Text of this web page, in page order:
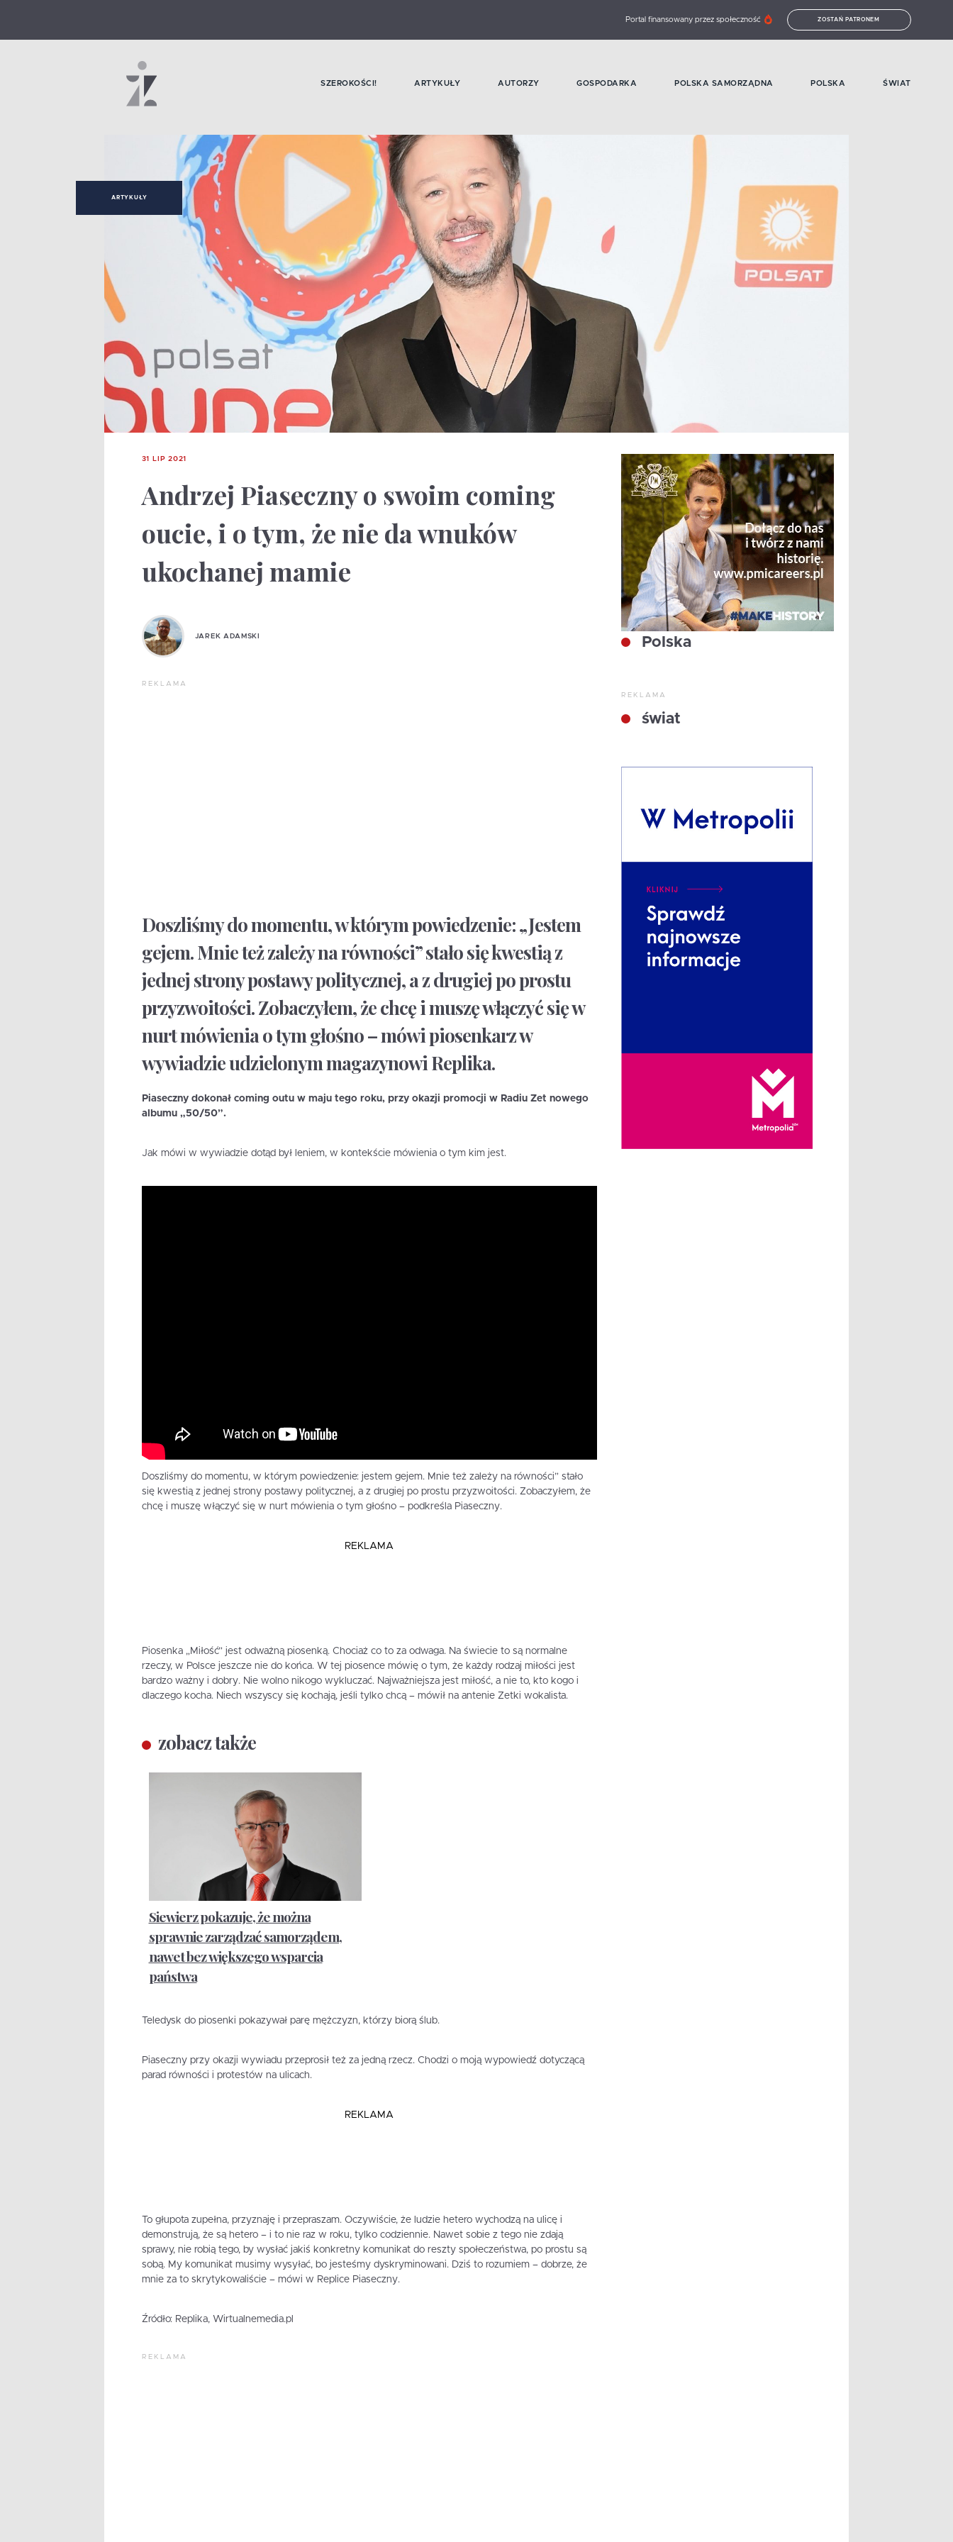
Portal finansowany przez społeczność ZOSTAŃ PATRONEM
SZEROKOŚCI! ARTYKUŁY AUTORZY GOSPODARKA POLSKA SAMORZĄDNA POLSKA ŚWIAT
ARTYKUŁY
31 LIP 2021
Andrzej Piaseczny o swoim coming
oucie, i o tym, że nie da wnuków
ukochanej mamie
JAREK ADAMSKI
REKLAMA
Doszliśmy do momentu, w którym powiedzenie: „Jestem
gejem. Mnie też zależy na równości” stało się kwestią z
jednej strony postawy politycznej, a z drugiej po prostu
przyzwoitości. Zobaczyłem, że chcę i muszę włączyć się w
nurt mówienia o tym głośno – mówi piosenkarz w
wywiadzie udzielonym magazynowi Replika.
Piaseczny dokonał coming outu w maju tego roku, przy okazji promocji w Radiu Zet nowego
albumu „50/50”.
Jak mówi w wywiadzie dotąd był leniem, w kontekście mówienia o tym kim jest.
Doszliśmy do momentu, w którym powiedzenie: jestem gejem. Mnie też zależy na równości” stało
się kwestią z jednej strony postawy politycznej, a z drugiej po prostu przyzwoitości. Zobaczyłem, że
chcę i muszę włączyć się w nurt mówienia o tym głośno – podkreśla Piaseczny.
REKLAMA
Piosenka „Miłość” jest odważną piosenką. Chociaż co to za odwaga. Na świecie to są normalne
rzeczy, w Polsce jeszcze nie do końca. W tej piosence mówię o tym, że każdy rodzaj miłości jest
bardzo ważny i dobry. Nie wolno nikogo wykluczać. Najważniejsza jest miłość, a nie to, kto kogo i
dlaczego kocha. Niech wszyscy się kochają, jeśli tylko chcą – mówił na antenie Zetki wokalista.
zobacz także
Siewierz pokazuje, że można
sprawnie zarządzać samorządem,
nawet bez większego wsparcia
państwa
Teledysk do piosenki pokazywał parę mężczyzn, którzy biorą ślub.
Piaseczny przy okazji wywiadu przeprosił też za jedną rzecz. Chodzi o moją wypowiedź dotyczącą
parad równości i protestów na ulicach.
REKLAMA
To głupota zupełna, przyznaję i przepraszam. Oczywiście, że ludzie hetero wychodzą na ulicę i
demonstrują, że są hetero – i to nie raz w roku, tylko codziennie. Nawet sobie z tego nie zdają
sprawy, nie robią tego, by wysłać jakiś konkretny komunikat do reszty społeczeństwa, po prostu są
sobą. My komunikat musimy wysyłać, bo jesteśmy dyskryminowani. Dziś to rozumiem – dobrze, że
mnie za to skrytykowaliście – mówi w Replice Piaseczny.
Źródło: Replika, Wirtualnemedia.pl
REKLAMA
Polska
REKLAMA
świat